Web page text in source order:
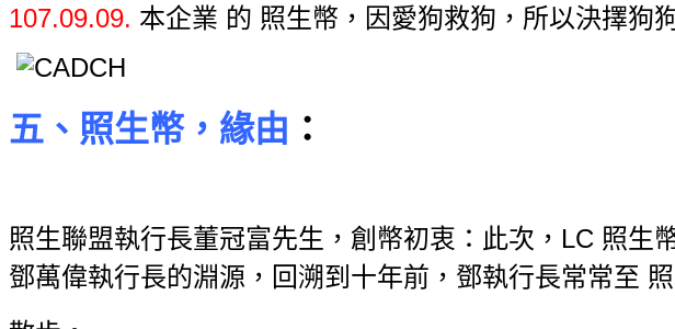
107.09.09. 本企業 的 照生幣，因愛狗救狗，所以決擇狗
五、照生幣，緣由 ：
照生聯盟執行長董冠富先生，創幣初衷：此次，LC 照生
鄧萬偉執行長的淵源，回溯到十年前，鄧執行長常常至